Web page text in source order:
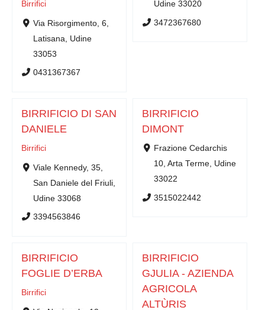
Birrifici
Via Risorgimento, 6,
Latisana, Udine
33053
0431367367
Udine 33020
3472367680
BIRRIFICIO DI SAN
DANIELE
Birrifici
Viale Kennedy, 35,
San Daniele del Friuli,
Udine 33068
3394563846
BIRRIFICIO
DIMONT
Frazione Cedarchis
10, Arta Terme, Udine
33022
3515022442
BIRRIFICIO
FOGLIE D’ERBA
Birrifici
BIRRIFICIO
GJULIA - AZIENDA
AGRICOLA
ALTÙRIS